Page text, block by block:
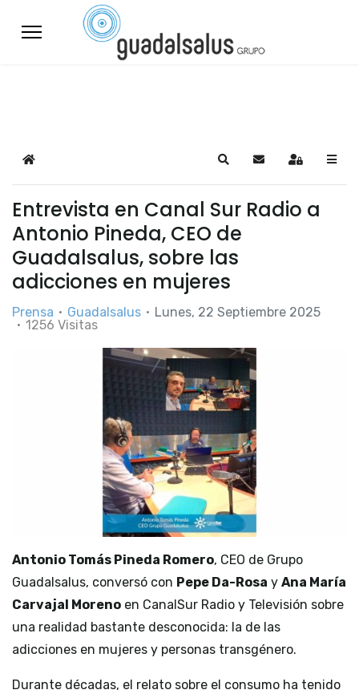
Home SearchSuscribirse a las
Sign In
Entrevista en Canal Sur Radio a
Antonio Pineda, CEO de
Guadalsalus, sobre las
adicciones en mujeres
Prensa Guadalsalus
Lunes, 22 Septiembre 2025
1256 Visitas
Antonio Tomás Pineda Romero, CEO de Grupo
Guadalsalus, conversó con Pepe Da-Rosa y Ana María
Carvajal Moreno en CanalSur Radio y Televisión sobre
una realidad bastante desconocida: la de las
adicciones en mujeres y personas transgénero.
Durante décadas, el relato sobre el consumo ha tenido